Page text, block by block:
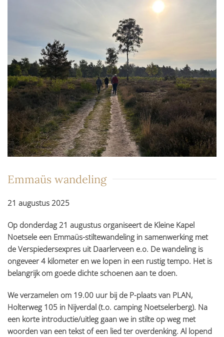
Emmaüs wandeling
21 augustus 2025
Op donderdag 21 augustus organiseert de Kleine Kapel
Noetsele een Emmaüs-stiltewandeling in samenwerking met
de Verspiedersexpres uit Daarlerveen e.o. De wandeling is
ongeveer 4 kilometer en we lopen in een rustig tempo. Het is
belangrijk om goede dichte schoenen aan te doen.
We verzamelen om 19.00 uur bij de P-plaats van PLAN,
Holterweg 105 in Nijverdal (t.o. camping Noetselerberg). Na
een korte introductie/uitleg gaan we in stilte op weg met
woorden van een tekst of een lied ter overdenking. Al lopend